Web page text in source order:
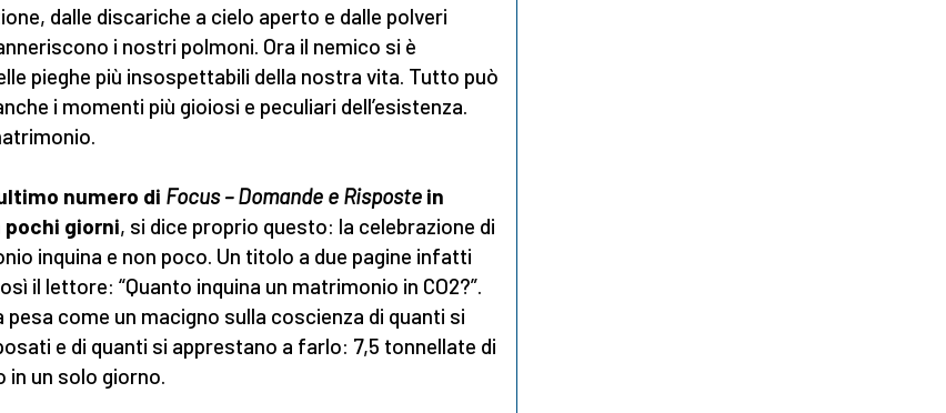
dalle discariche a cielo aperto e dalle polveri
i nostri polmoni. Ora il nemico si è
pieghe più insospettabili della nostra vita. Tutto può
i momenti più gioiosi e peculiari dell’esistenza.
numero di Focus – Domande e Risposte in
pochi giorni, si dice proprio questo: la celebrazione di
inquina e non poco. Un titolo a due pagine infatti
il lettore: “Quanto inquina un matrimonio in CO2?”.
pesa come un macigno sulla coscienza di quanti si
e di quanti si apprestano a farlo: 7,5 tonnellate di
in un solo giorno.